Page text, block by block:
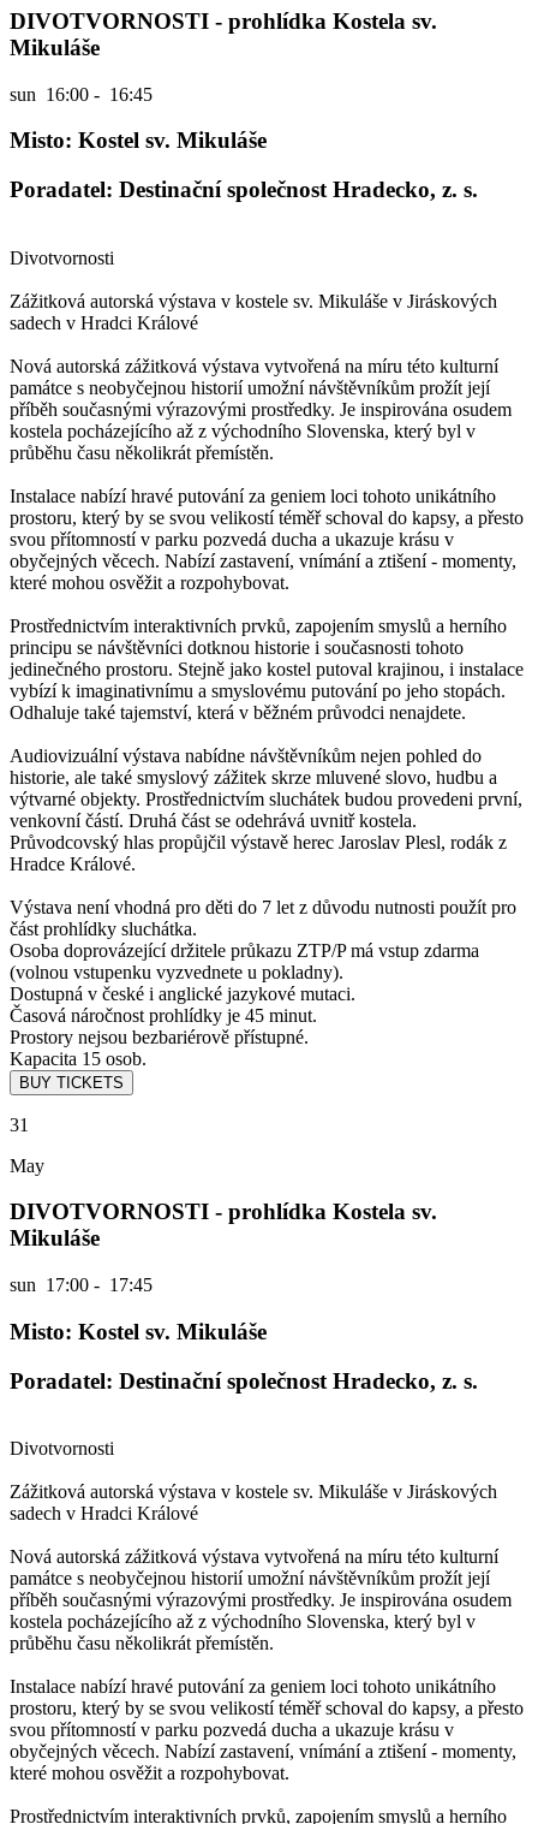
DIVOTVORNOSTI - prohlídka Kostela sv.
Mikuláše
sun 16:00 - 16:45
Misto: Kostel sv. Mikuláše
Poradatel: Destinační společnost Hradecko, z. s.
Divotvornosti
Zážitková autorská výstava v kostele sv. Mikuláše v Jiráskových
sadech v Hradci Králové
Nová autorská zážitková výstava vytvořená na míru této kulturní
památce s neobyčejnou historií umožní návštěvníkům prožít její
příběh současnými výrazovými prostředky. Je inspirována osudem
kostela pocházejícího až z východního Slovenska, který byl v
průběhu času několikrát přemístěn.
Instalace nabízí hravé putování za geniem loci tohoto unikátního
prostoru, který by se svou velikostí téměř schoval do kapsy, a přesto
svou přítomností v parku pozvedá ducha a ukazuje krásu v
obyčejných věcech. Nabízí zastavení, vnímání a ztišení - momenty,
které mohou osvěžit a rozpohybovat.
Prostřednictvím interaktivních prvků, zapojením smyslů a herního
principu se návštěvníci dotknou historie i současnosti tohoto
jedinečného prostoru. Stejně jako kostel putoval krajinou, i instalace
vybízí k imaginativnímu a smyslovému putování po jeho stopách.
Odhaluje také tajemství, která v běžném průvodci nenajdete.
Audiovizuální výstava nabídne návštěvníkům nejen pohled do
historie, ale také smyslový zážitek skrze mluvené slovo, hudbu a
výtvarné objekty. Prostřednictvím sluchátek budou provedeni první,
venkovní částí. Druhá část se odehrává uvnitř kostela.
Průvodcovský hlas propůjčil výstavě herec Jaroslav Plesl, rodák z
Hradce Králové.
Výstava není vhodná pro děti do 7 let z důvodu nutnosti použít pro
část prohlídky sluchátka.
Osoba doprovázející držitele průkazu ZTP/P má vstup zdarma
(volnou vstupenku vyzvednete u pokladny).
Dostupná v české i anglické jazykové mutaci.
Časová náročnost prohlídky je 45 minut.
Prostory nejsou bezbariérově přístupné.
Kapacita 15 osob.
31
May
DIVOTVORNOSTI - prohlídka Kostela sv.
Mikuláše
sun 17:00 - 17:45
Misto: Kostel sv. Mikuláše
Poradatel: Destinační společnost Hradecko, z. s.
Divotvornosti
Zážitková autorská výstava v kostele sv. Mikuláše v Jiráskových
sadech v Hradci Králové
Nová autorská zážitková výstava vytvořená na míru této kulturní
památce s neobyčejnou historií umožní návštěvníkům prožít její
příběh současnými výrazovými prostředky. Je inspirována osudem
kostela pocházejícího až z východního Slovenska, který byl v
průběhu času několikrát přemístěn.
Instalace nabízí hravé putování za geniem loci tohoto unikátního
prostoru, který by se svou velikostí téměř schoval do kapsy, a přesto
svou přítomností v parku pozvedá ducha a ukazuje krásu v
obyčejných věcech. Nabízí zastavení, vnímání a ztišení - momenty,
které mohou osvěžit a rozpohybovat.
Prostřednictvím interaktivních prvků, zapojením smyslů a herního